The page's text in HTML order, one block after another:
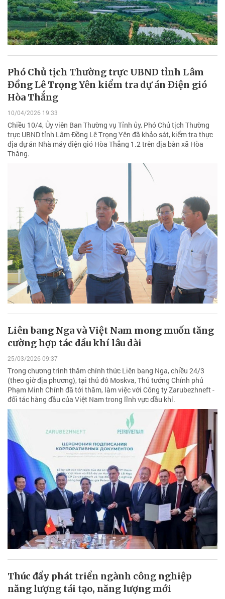
Phó Chủ tịch Thường trực UBND tỉnh Lâm
Đồng Lê Trọng Yên kiểm tra dự án Điện gió
Hòa Thắng
10/04/2026 19:33
Chiều 10/4, Ủy viên Ban Thường vụ Tỉnh ủy, Phó Chủ tịch Thường
trực UBND tỉnh Lâm Đồng Lê Trọng Yên đã khảo sát, kiểm tra thực
địa dự án Nhà máy điện gió Hòa Thắng 1.2 trên địa bàn xã Hòa
Thắng.
Liên bang Nga và Việt Nam mong muốn tăng
cường hợp tác dầu khí lâu dài
25/03/2026 09:37
Trong chương trình thăm chính thức Liên bang Nga, chiều 24/3
(theo giờ địa phương), tại thủ đô Moskva, Thủ tướng Chính phủ
Phạm Minh Chính đã tới thăm, làm việc với Công ty Zarubezhneft -
đối tác hàng đầu của Việt Nam trong lĩnh vực dầu khí.
Thúc đẩy phát triển ngành công nghiệp
năng lượng tái tạo, năng lượng mới